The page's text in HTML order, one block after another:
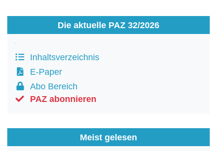
Die aktuelle PAZ 32/2026
Inhaltsverzeichnis
E-Paper
Abo Bereich
PAZ abonnieren
Meist gelesen